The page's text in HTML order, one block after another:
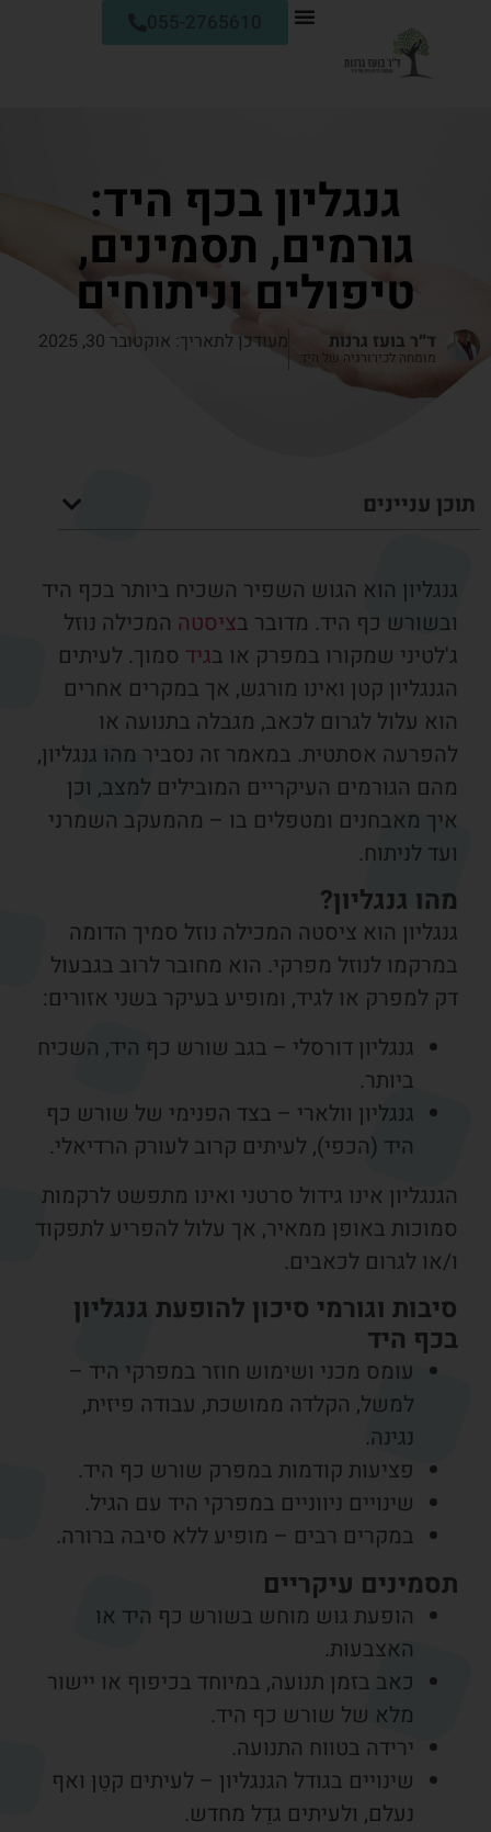
055-2765610
גנגליון בכף היד:
גורמים, תסמינים,
טיפולים וניתוחים
ד״ר בועז גרנות
מומחה לכירורגיה של היד
מעודכן לתאריך: אוקטובר 30, 2025
הוא הגוש השפיר השכיח ביותר בכף היד
כף היד. מדובר בציסטההמכילה נוזל
שמקורו במפרק או ב גיד סמוך. לעיתים
קטן ואינו מורגש, אך במקרים אחרים
עלול לגרום לכאב, מגבלה בתנועה או
אסתטית. במאמר זה נסביר מהו גנגליון,
הגורמים העיקריים המובילים למצב, וכן
מאבחנים ומטפלים בו – מהמעקב השמרני
לניתוח.
גנגליון?
הוא ציסטה המכילה נוזל סמיך הדומה
לנוזל מפרקי. הוא מחובר לרוב בגבעול
למפרק או לגיד, ומופיע בעיקר בשני אזורים:
גנגליון דורסלי – בגב שורש כף היד, השכיח
ביותר.
גנגליון וולארי – בצד הפנימי של שורש כף
היד (הכפי), לעיתים קרוב לעורק הרדיאלי.
אינו גידול סרטני ואינו מתפשט לרקמות
באופן ממאיר, אך עלול להפריע לתפקוד
או לגרום לכאבים.
וגורמי סיכון להופעת גנגליון
היד
עומס מכני ושימוש חוזר במפרקי היד –
למשל, הקלדה ממושכת, עבודה פיזית,
נגינה.
פציעות קודמות במפרק שורש כף היד.
שינויים ניווניים במפרקי היד עם הגיל.
במקרים רבים – מופיע ללא סיבה ברורה.
עיקריים
הופעת גוש מוחש בשורש כף היד או
האצבעות.
כאב בזמן תנועה, במיוחד בכיפוף או יישור
מלא של שורש כף היד.
ירידה בטווח התנועה.
שינויים בגודל הגנגליון – לעיתים קטֵן ואף
נעלם, ולעיתים גדֵל מחדש.
עניינים